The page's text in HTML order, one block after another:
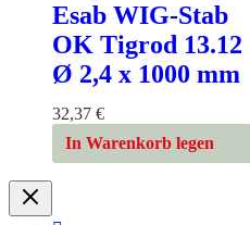
Esab WIG-Stab
OK Tigrod 13.12
Ø 2,4 x 1000 mm
32,37 €
In Warenkorb legen